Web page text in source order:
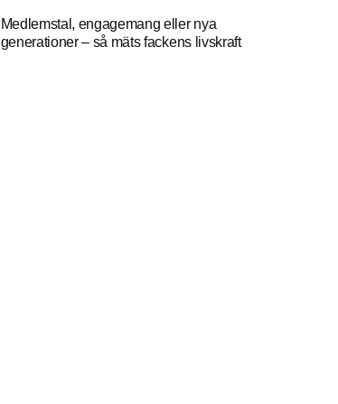
Medlemstal, engagemang eller nya
generationer – så mäts fackens livskraft